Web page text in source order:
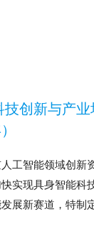
创新与产业
智能领域创新
实现具身智能科
展新赛道，特制